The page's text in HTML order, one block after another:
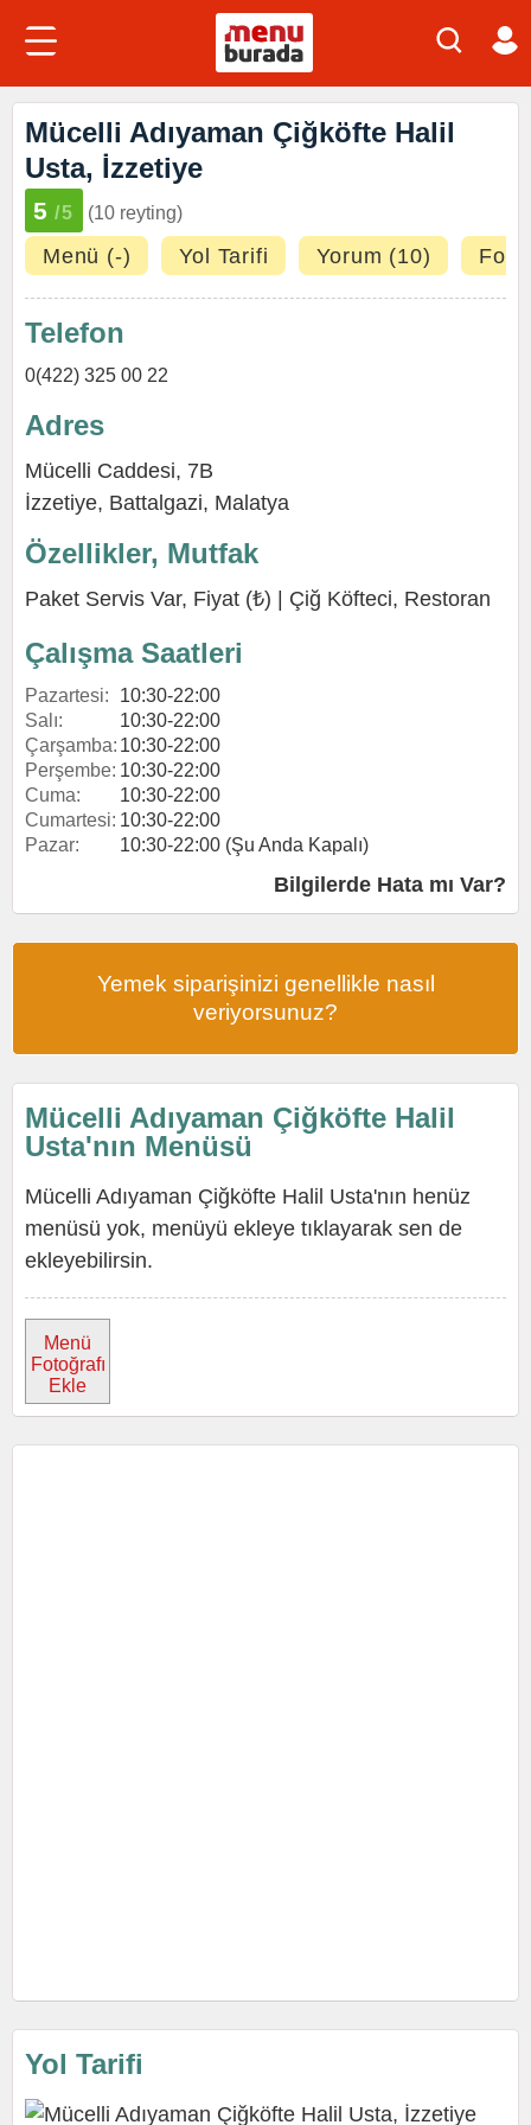
Mücelli Adıyaman Çiğköfte Halil
Usta, İzzetiye
5 /5 (10 reyting)
Menü (-) Yol Tarifi Yorum (10)
Telefon
0(422) 325 00 22
Adres
Mücelli Caddesi, 7B
İzzetiye, Battalgazi, Malatya
Özellikler, Mutfak
Paket Servis Var, Fiyat (₺) | Çiğ Köfteci, Restoran
Çalışma Saatleri
Pazartesi:
10:30-22:00
Salı:
10:30-22:00
Çarşamba: 10:30-22:00
Perşembe: 10:30-22:00
Cuma:
10:30-22:00
Cumartesi: 10:30-22:00
Pazar:
10:30-22:00 (Şu Anda Kapalı)
Bilgilerde Hata mı Var?
Yemek siparişinizi genellikle nasıl
veriyorsunuz?
Mücelli Adıyaman Çiğköfte Halil
Usta'nın Menüsü
Mücelli Adıyaman Çiğköfte Halil Usta'nın henüz
menüsü yok, menüyü ekleye tıklayarak sen de
ekleyebilirsin.
Menü
Fotoğrafı
Ekle
Yol Tarifi